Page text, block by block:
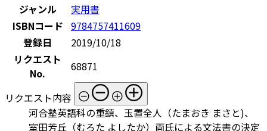
ジャンル
実用書
ISBNコード 9784757411609
登録日
2019/10/18
リクエスト
No.
68871
リクエスト内容
河合塾英語科の重鎮、玉置全人（たまおき まさと)、
室田芳丘（むろた よしたか）両氏による文法書の決定